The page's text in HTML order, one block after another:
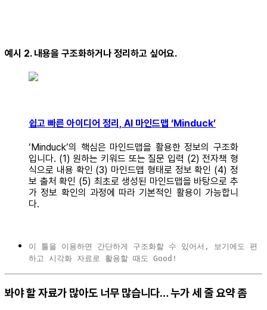
예시 2. 내용을 구조화하거나 정리하고 싶어요.
쉽고 빠른 아이디어 정리, AI 마인드맵 ‘Minduck’
‘Minduck’의 핵심은 마인드맵을 활용한 정보의 구조화
입니다. (1) 원하는 키워드 또는 질문 입력 (2) 전자책 형
식으로 내용 확인 (3) 마인드맵 형태로 정보 확인 (4) 정
보 출처 확인 (5) 최초로 생성된 마인드맵을 바탕으로 추
가 정보 확인의 과정에 따라 기본적인 활용이 가능합니
다.
이 툴을 이용하면 간단하게 구조화할 수 있어서, 보기에도 편
하고 시각화 자료로 활용할 때도 Good!
봐야 할 자료가 많아도 너무 많습니다… 누가 세 줄 요약 좀